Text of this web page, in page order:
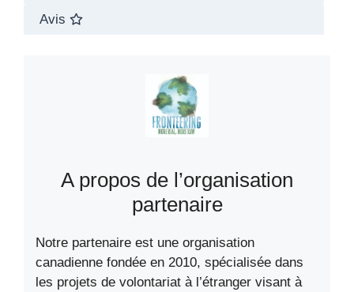
Avis
A propos de l’organisation
partenaire
Notre partenaire est une organisation
canadienne fondée en 2010, spécialisée dans
les projets de volontariat à l’étranger visant à